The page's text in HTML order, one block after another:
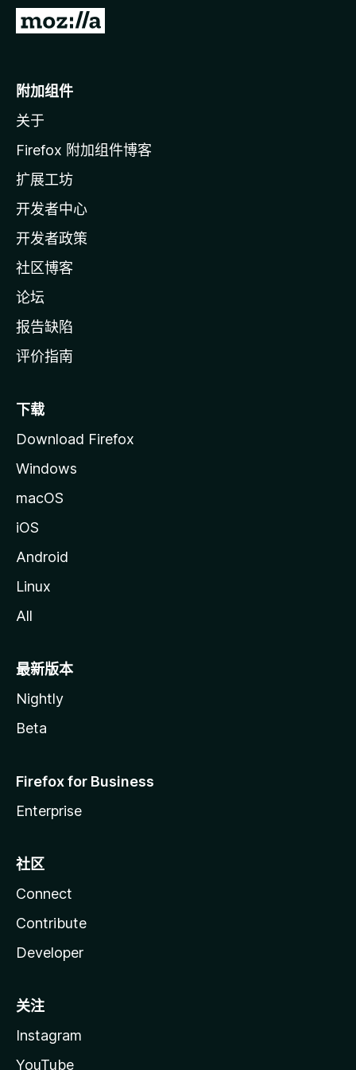
转
o
i
l
a
主
页
附加组件
关于
Firefox 附加组件博客
扩展工坊
开发者中心
开发者政策
社区博客
论坛
报告缺陷
评价指南
下载
Download Firefox
Windows
macOS
iOS
Android
Linux
All
最新版本
Nightly
Beta
Firefox for Business
Enterprise
社区
Connect
Contribute
Developer
关注
Instagram
YouTube